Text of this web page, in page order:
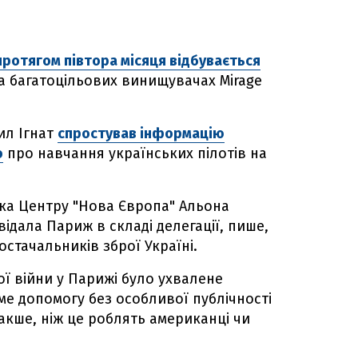
півтора місяця відбувається
багатоцільових винищувачах Mirage
Ігнат спростував інформацію
про навчання українських пілотів на
Центру "Нова Європа" Альона
Париж в складі делегації, пише,
зброї Україні.
війни у Парижі було ухвалене
допомогу без особливої публічності
ніж це роблять американці чи